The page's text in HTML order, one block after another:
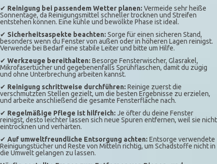
✔ Reinigung bei passendem Wetter planen: Vermeide sehr heiße
Sonnentage, da Reinigungsmittel schneller trocknen und Streifen
entstehen können. Eine kühle und bewölkte Phase ist ideal.
✔ Sicherheitsaspekte beachten: Sorge für einen sicheren Stand,
besonders wenn du Fenster von außen oder in höheren Lagen reinigst.
Verwende bei Bedarf eine stabile Leiter und bitte um Hilfe.
✔ Werkzeuge bereithalten: Besorge Fensterwischer, Glasrakel,
Mikrofasertücher und gegebenenfalls Sprühflaschen, damit du zügig
und ohne Unterbrechung arbeiten kannst.
✔ Reinigung schrittweise durchführen: Reinige zuerst die
verschmutzten Stellen gezielt, um die besten Ergebnisse zu erzielen,
und arbeite anschließend die gesamte Fensterfläche nach.
✔ Regelmäßige Pflege ist hilfreich: Je öfter du deine Fenster
reinigst, desto leichter lassen sich neue Spuren entfernen, weil sie nicht
eintrocknen und verhärten.
✔ Auf umweltfreundliche Entsorgung achten: Entsorge verwendete
Reinigungstücher und Reste von Mitteln richtig, um Schadstoffe nicht in
die Umwelt gelangen zu lassen.